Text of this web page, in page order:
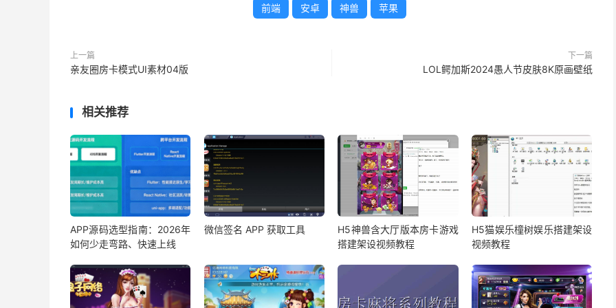
前端 安卓 神兽 苹果
上一篇
亲友圈房卡模式UI素材04版
下一篇
LOL鳄加斯2024愚人节皮肤8K原画壁纸
相关推荐
APP源码选型指南：2026年
如何少走弯路、快速上线
微信签名 APP 获取工具
H5神兽含大厅版本房卡游戏
搭建架设视频教程
H5猫娱乐橦树娱乐搭建架设
视频教程